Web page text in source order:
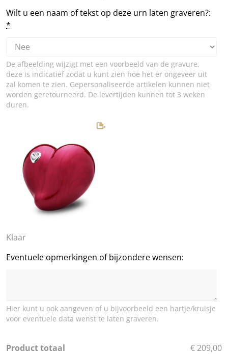
Wilt u een naam of tekst op deze urn laten graveren?:
*
De afbeelding wijzigt met een voorbeeld van de gravure,
deze is indicatief zodat u kunt zien hoe het er ongeveer uit
zal komen te zien. Gepersonaliseerde artikelen kunnen niet
worden geretourneerd. De levertijden kunnen tot 3 weken
duren.
Klaar
Eventuele opmerkingen of bijzondere wensen:
Hier kunt u ook aangeven of u bijvoorbeeld een hartje/kruisje
voor eventuele data wenst te laten graveren.
Product totaal
€ 209,00